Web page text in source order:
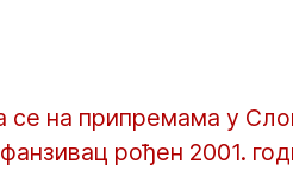
се на припремама у
рођен 2001.